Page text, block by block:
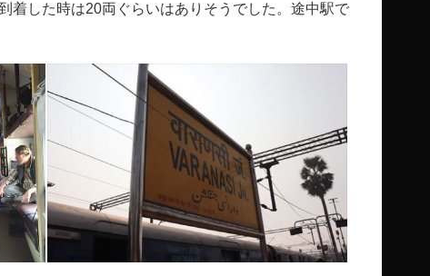
着した時は20両ぐらいはありそうでした。途中駅で